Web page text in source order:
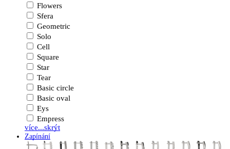
Flowers
Sfera
Geometric
Solo
Cell
Square
Star
Tear
Basic circle
Basic oval
Eys
Empress
více...skrýt
Zapínání